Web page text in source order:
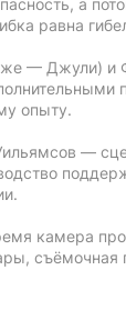
а
равна
же — Джули)
опыту.
—
камера
съёмочная